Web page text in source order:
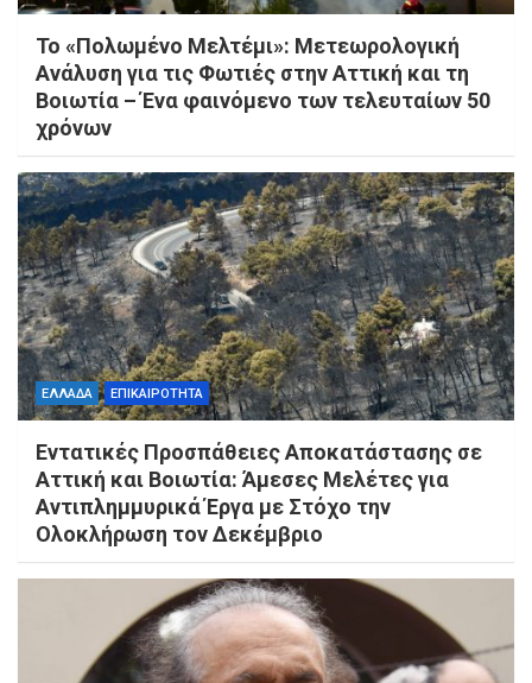
Το «Πολωμένο Μελτέμι»: Μετεωρολογική
Ανάλυση για τις Φωτιές στην Αττική και τη
Βοιωτία – Ένα φαινόμενο των τελευταίων 50
χρόνων
ΕΛΛΑΔΑ ΕΠΙΚΑΙΡΟΤΗΤΑ
Εντατικές Προσπάθειες Αποκατάστασης σε
Αττική και Βοιωτία: Άμεσες Μελέτες για
Αντιπλημμυρικά Έργα με Στόχο την
Ολοκλήρωση τον Δεκέμβριο